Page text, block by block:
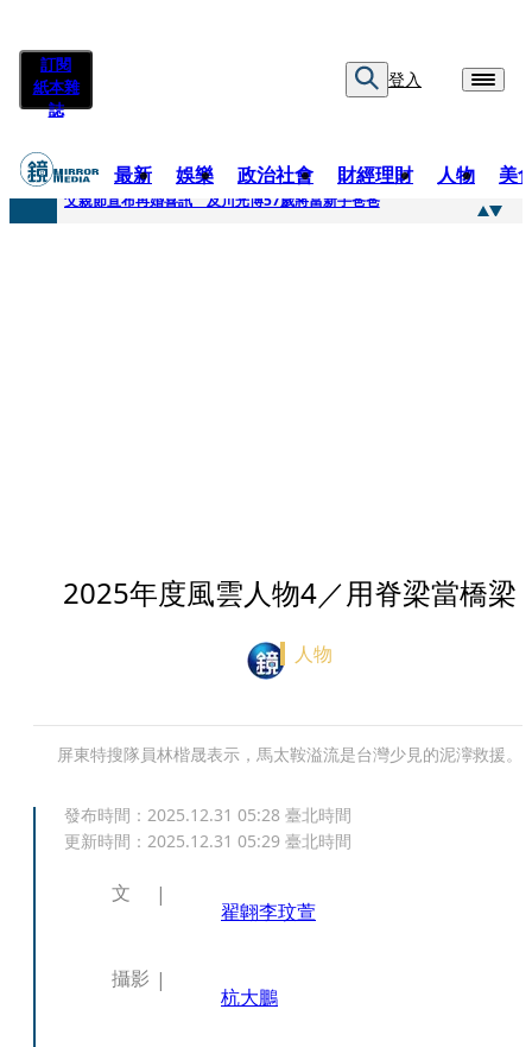
訂閱
紙本雜
誌
登入
最新 娛樂 政治社會 財經理財 人物 美
快訊
父親節宣布再婚喜訊 及川光博57歲將當新手爸爸
2025年度風雲人物4／用脊梁當橋梁
人物
屏東特搜隊員林楷晟表示，馬太鞍溢流是台灣少見的泥濘救援。
發布時間： 2025.12.31 05:28 臺北時間
更新時間： 2025.12.31 05:29 臺北時間
文
翟翺李玟萱
攝影
杭大鵬